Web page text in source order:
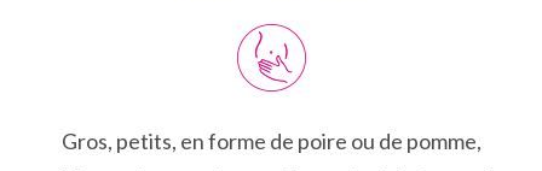
Gros, petits, en forme de poire ou de pomme,